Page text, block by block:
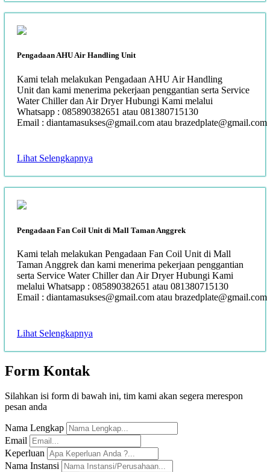
Pengadaan AHU Air Handling Unit
Kami telah melakukan Pengadaan AHU Air Handling
Unit dan kami menerima pekerjaan penggantian serta Service
Water Chiller dan Air Dryer Hubungi Kami melalui
Whatsapp : 085890382651 atau 081380715130
Email : diantamasukses@gmail.com atau brazedplate@gmail.com
Lihat Selengkapnya
Pengadaan Fan Coil Unit di Mall Taman Anggrek
Kami telah melakukan Pengadaan Fan Coil Unit di Mall
Taman Anggrek dan kami menerima pekerjaan penggantian
serta Service Water Chiller dan Air Dryer Hubungi Kami
melalui Whatsapp : 085890382651 atau 081380715130
Email : diantamasukses@gmail.com atau brazedplate@gmail.com
Lihat Selengkapnya
Form Kontak
Silahkan isi form di bawah ini, tim kami akan segera merespon
pesan anda
Nama Lengkap
Email
Keperluan
Nama Instansi